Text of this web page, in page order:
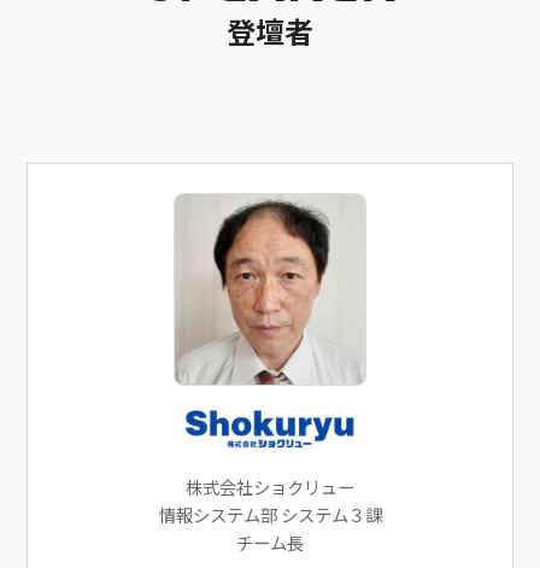
登壇者
株式会社ショクリュー
情報システム部 システム３課
チーム長